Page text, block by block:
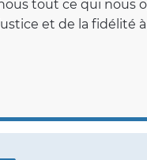
tout ce qui nous
et de la fidélité à